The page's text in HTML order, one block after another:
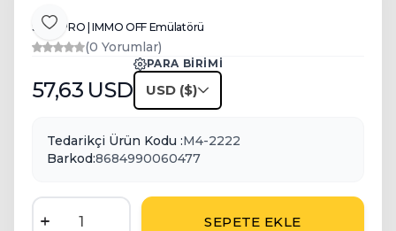
Favoriye Ekle
S.O.S PRO | IMMO OFF Emülatörü
(0 Yorumlar)
57,63 USD
PARA BIRIMI
USD
Tedarikçi Ürün Kodu :M4-2222
Barkod:8684990060477
SEPETE EKLE